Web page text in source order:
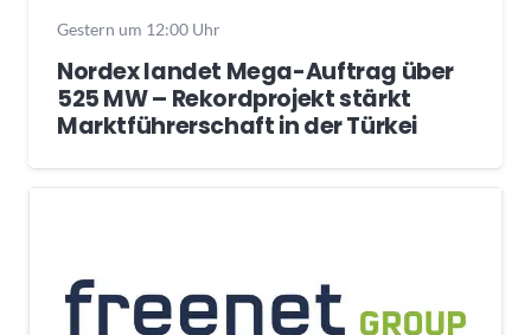
Gestern um 12:00 Uhr
Nordex landet Mega-Auftrag über
525 MW – Rekordprojekt stärkt
Marktführerschaft in der Türkei